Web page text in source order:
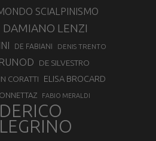
SCIALPINISMO
DAMIANO LENZI
DE FABIANI DENIS TRENTO
DE SILVESTRO
CORATTI ELISA BROCARD
FABIO MERALDI